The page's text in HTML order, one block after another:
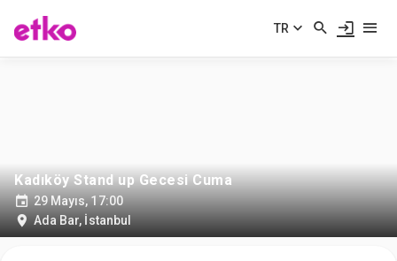
TR
Kadıköy Stand up Gecesi Cuma
29 Mayıs, 17:00
Ada Bar, İstanbul